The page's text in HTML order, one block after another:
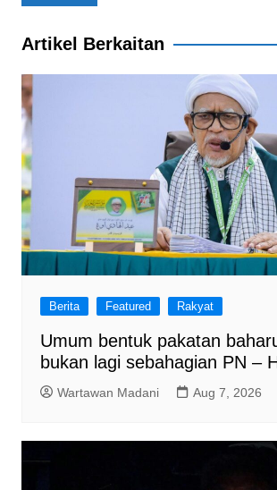
navigation
Artikel Berkaitan
Berita Featured Rakyat
Umum bentuk pakatan
bukan lagi sebahagian PN –
Wartawan Madani Aug 7, 2026